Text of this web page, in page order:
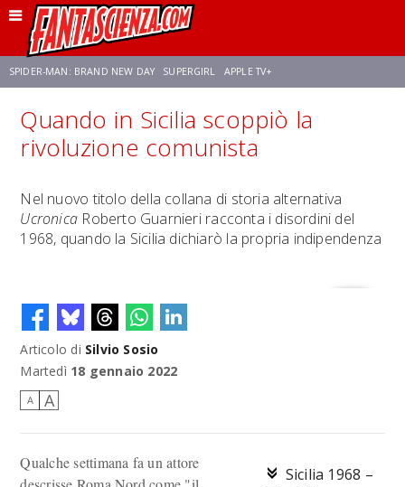
SPIDER-MAN: BRAND NEW DAY SUPERGIRL APPLE TV+
FRANCO RICCIARDIELLO ZENDAYA STAR TREK AVENGERS: DOOMSDAY
Quando in Sicilia scoppiò la
rivoluzione comunista
Nel nuovo titolo della collana di storia alternativa
Ucronica Roberto Guarnieri racconta i disordini del
1968, quando la Sicilia dichiarò la propria indipendenza
Articolo di Silvio Sosio
Martedì 18 gennaio 2022
A A
Sicilia 1968 –
Qualche settimana fa un attore